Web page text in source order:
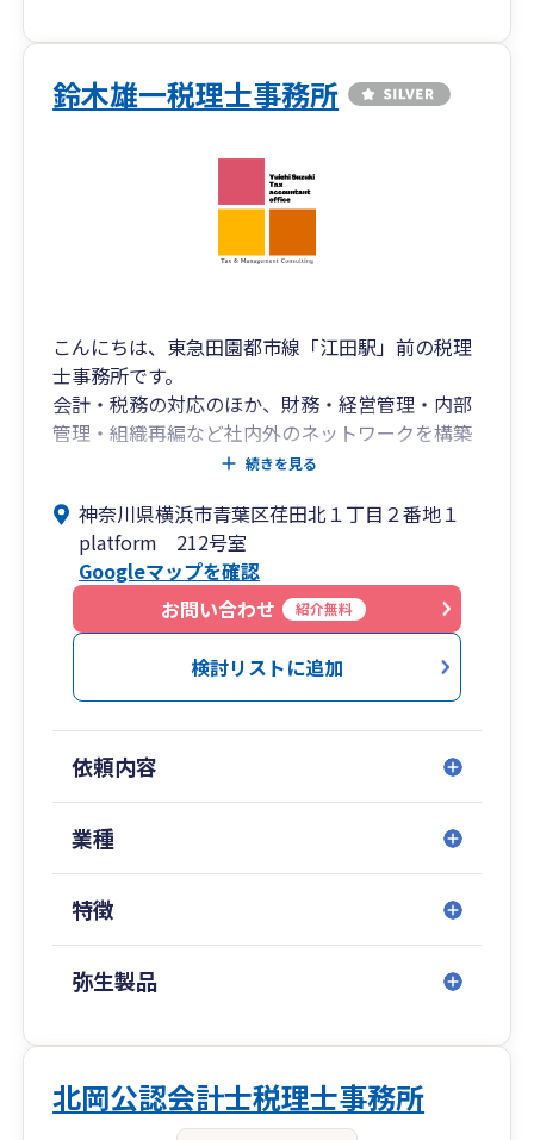
鈴木雄一税理士事務所
こんにちは、東急田園都市線「江田駅」前の税理
士事務所です。
会計・税務の対応のほか、財務・経営管理・内部
管理・組織再編など社内外のネットワークを構築
しており幅広くカバーしております。
（サービス概要）
１）起業・開業の相談
・個人事業の開始のアドバイス
・会社設立などの手続き
・銀行対策
・記帳代行、会計帳簿、試算表、決算書などの
申告書、各種届出書類の作成
・給与計算、年末調整などの対応
・節税対策
・権限、意思決定プロセスの設計
・会議体、役員体制
・合併、会社分割、株式交換、株式移転などの
どの財務戦略立案
・事業計画作成、バリュードライバー特定、主
続きを見る
神奈川県横浜市青葉区荏田北１丁目２番地１
platform 212号室
Googleマップを確認
お問い合わせ
紹介無料
検討リストに追加
依頼内容
業種
特徴
弥生製品
北岡公認会計士税理士事務所